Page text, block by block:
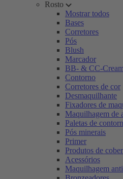
Rosto
Mostrar todos
Bases
Corretores
Pós
Blush
Marcador
BB- & CC-Cream
Contorno
Corretores de cor
Desmaquilhante
Fixadores de
Maquilhagem de
Paletas de
Pós minerais
Primer
Produtos de
Acessórios
Maquilhagem